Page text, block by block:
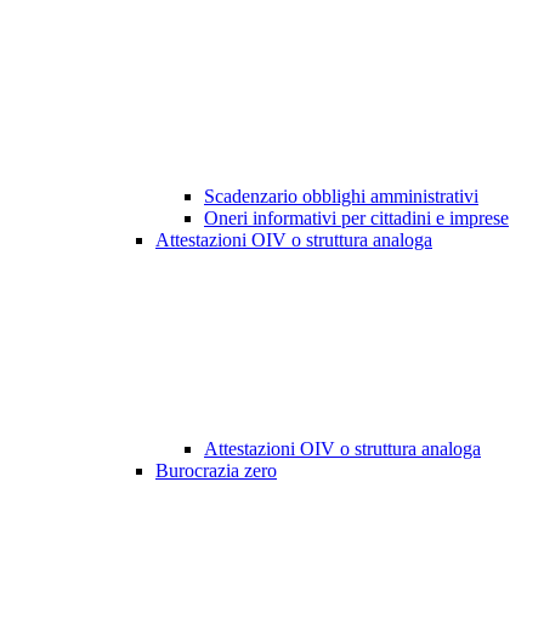
Scadenzario obblighi amministrativi
Oneri informativi per cittadini e imprese
Attestazioni OIV o struttura analoga
Attestazioni OIV o struttura analoga
Burocrazia zero